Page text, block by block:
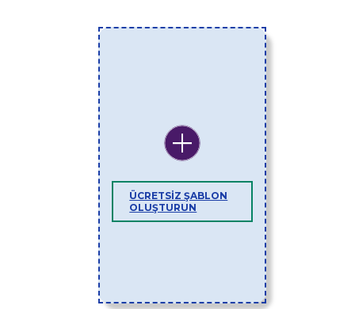
ÜCRETSIZ ŞABLON
OLUŞTURUN